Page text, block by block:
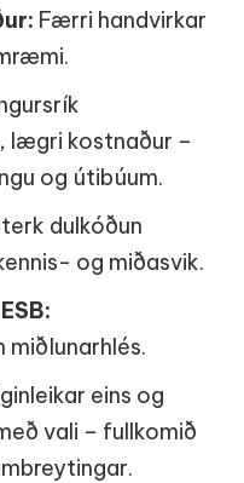
Færri handvirkar
lægri kostnaður –
og útibúum.
dulkóðun
og miðasvik.
eins og
vali – fullkomið